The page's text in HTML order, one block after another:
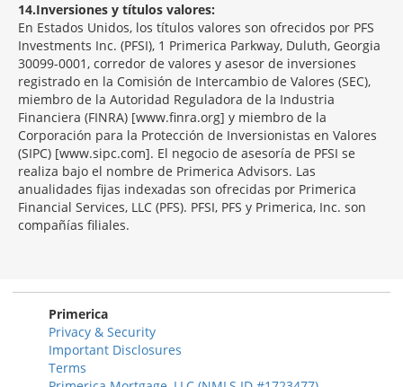
14 Inversiones y títulos valores:
En Estados Unidos, los títulos valores son ofrecidos por PFS
Investments Inc. (PFSI), 1 Primerica Parkway, Duluth, Georgia
30099-0001, corredor de valores y asesor de inversiones
registrado en la Comisión de Intercambio de Valores (SEC),
miembro de la Autoridad Reguladora de la Industria
Financiera (FINRA) [www.finra.org] y miembro de la
Corporación para la Protección de Inversionistas en Valores
(SIPC) [www.sipc.com]. El negocio de asesoría de PFSI se
realiza bajo el nombre de Primerica Advisors. Las
anualidades fijas indexadas son ofrecidas por Primerica
Financial Services, LLC (PFS). PFSI, PFS y Primerica, Inc. son
compañías filiales.
Primerica
Privacy & Security
Important Disclosures
Terms